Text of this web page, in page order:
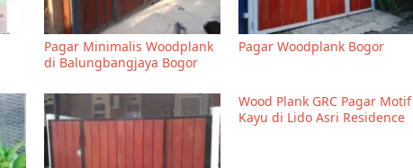
Pagar Minimalis Woodplank
di Balungbangjaya Bogor
Pagar Woodplank Bogor
Wood Plank GRC Pagar Motif
Kayu di Lido Asri Residence